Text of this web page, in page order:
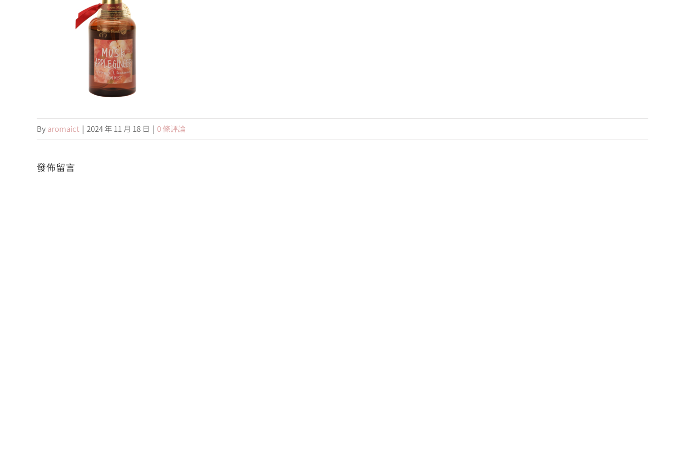
Byaromaict | 2024 年 11 月 18 日 | 0 條評論
發佈留言